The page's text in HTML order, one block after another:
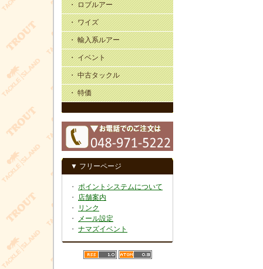
・ ロブルアー
・ ワイズ
・ 輸入系ルアー
・ イベント
・ 中古タックル
・ 特価
▼ フリーページ
・ ポイントシステムについて
・ 店舗案内
・
リンク
・
メール設定
・ ナマズイベント